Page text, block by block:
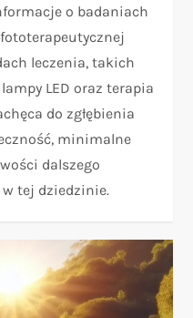
o badaniach
leczenia, takich
LED oraz terapia
do zgłębienia
minimalne
dalszego
tej dziedzinie.